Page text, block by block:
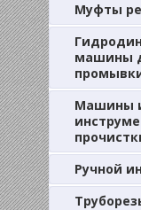
Муфты
машины
Машины
Ручной